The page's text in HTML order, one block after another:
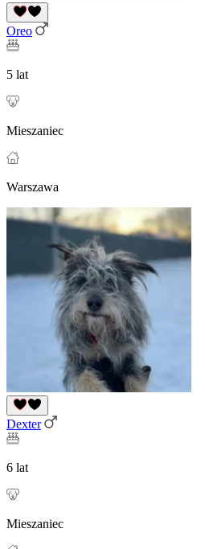
Oreo
5 lat
Mieszaniec
Warszawa
Dexter
6 lat
Mieszaniec